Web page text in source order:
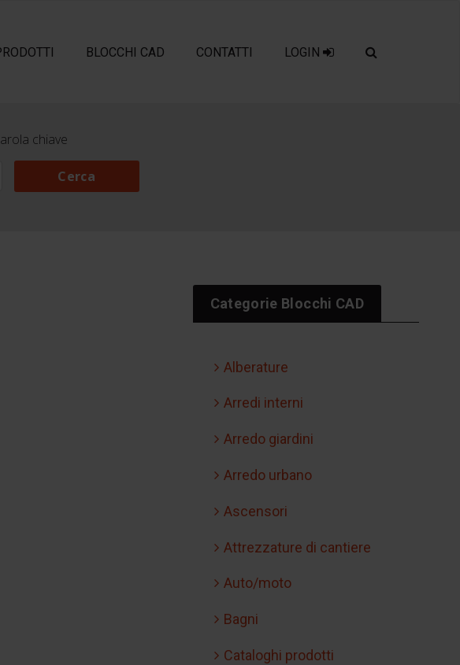
BLOCCHI CAD CONTATTI LOGIN
chiave
Cerca
Categorie Blocchi CAD
Alberature
Arredi interni
Arredo giardini
Arredo urbano
Ascensori
Attrezzature di cantiere
Auto/moto
Bagni
Cataloghi prodotti